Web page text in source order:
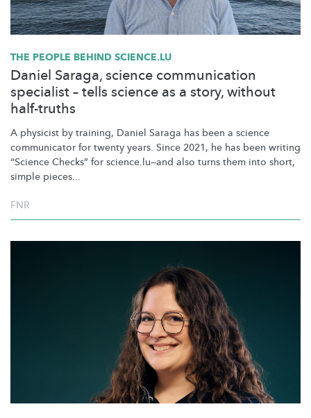
THE PEOPLE BEHIND SCIENCE.LU
Daniel Saraga, science communication
specialist – tells science as a story, without
half-truths
A physicist by training, Daniel Saraga has been a science
communicator for twenty years. Since 2021, he has been writing
“Science Checks” for science.lu—and also turns them into short,
simple pieces...
FNR